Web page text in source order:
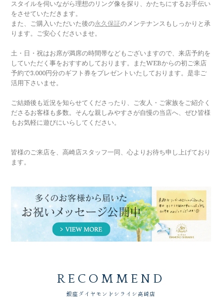
スタイルを伺いながら理想のリング像を探り、かたちにするお手伝い
をさせていただきます。
また、ご購入いただいた後の永久保証のメンテナンスもしっかりと承
ります。ご安心くださいませ。
土・日・祝はお席が満席の時間帯などもございますので、来店予約を
していただく事をおすすめしております。またWEBからの初ご来店
予約で3,000円分のギフト券をプレゼントいたしております。是非ご
活用下さいませ。
ご結婚後も近況を知らせてくださったり、ご友人・ご家族をご紹介く
ださるお客様も多数。そんな親しみやすさが自慢の当店へ、ぜひ皆様
もお気軽に遊びにいらしてください。
皆様のご来店を、高崎店スタッフ一同、心よりお待ち申し上げており
ます。
RECOMMEND
銀座ダイヤモンドシライシ 高崎店